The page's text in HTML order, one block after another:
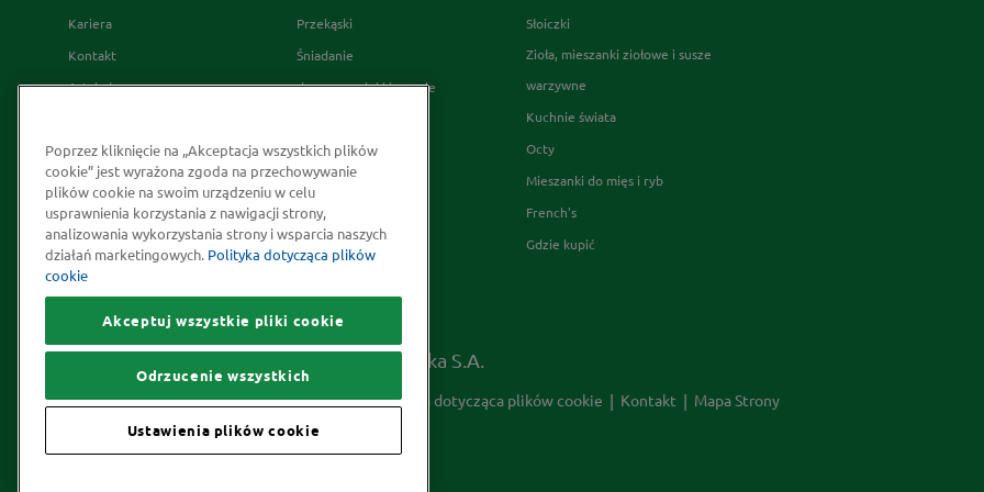
Kariera
Kontakt
Artykuły
Skąd bierzemy nasze przyprawy
Strategia Podatkowa
Społeczna odpowiedzialność
Kakao odpowiedzialnie
pozyskiwane
Przekąski
Śniadanie
desery wypieki i napoje
Słoiczki
Zioła, mieszanki ziołowe i susze
warzywne
Kuchnie świata
Octy
Mieszanki do mięs i ryb
French's
Gdzie kupić
Prawa autorskie © 2026 McCormick Polska S.A.
Informacje na temat ochrony prywatności Polityka dotycząca plików cookie Kontakt Mapa Strony
Poprzez kliknięcie na „Akceptacja wszystkich plików
cookie” jest wyrażona zgoda na przechowywanie
plików cookie na swoim urządzeniu w celu
usprawnienia korzystania z nawigacji strony,
analizowania wykorzystania strony i wsparcia naszych
działań marketingowych. Polityka dotycząca plików
cookie
Akceptuj wszystkie pliki cookie
Odrzucenie wszystkich
Ustawienia plików cookie